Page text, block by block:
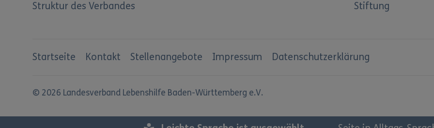
Struktur des Verbandes
Stiftung
Startseite Kontakt Stellenangebote Impressum Datenschutzerklärung
© 2026 Landesverband Lebenshilfe Baden-Württemberg e.V.